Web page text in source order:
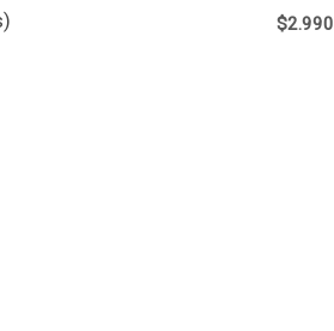
$2.990